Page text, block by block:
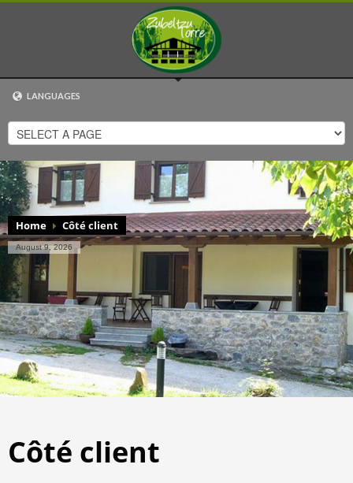
LANGUAGES
EUSKARA
ESPAÑOL
ENGLISH
FRANÇAIS
Home Côté client
August 9, 2026
Côté client